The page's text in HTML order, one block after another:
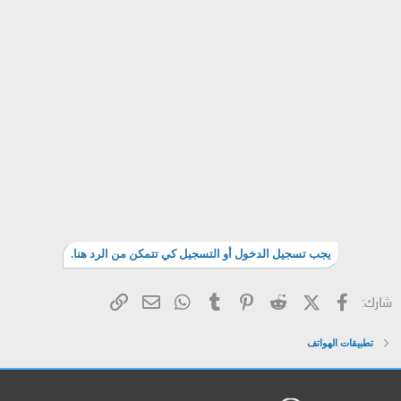
يجب تسجيل الدخول أو التسجيل كي تتمكن من الرد هنا.
شارك: فيسبوكX (Twitter)
Reddit
Pinterest
Tumblr
WhatsAppالبريد الإلكتروني
الرابط
تطبيقات الهواتف